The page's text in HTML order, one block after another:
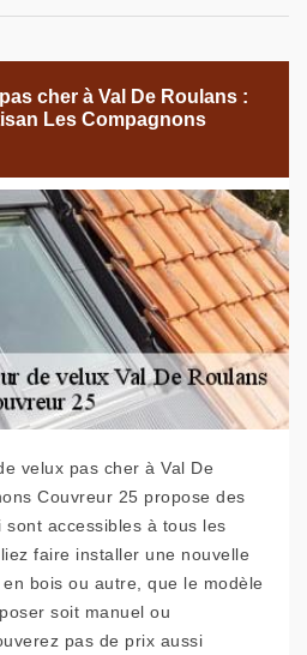
cher à Val De Roulans :
Les Compagnons
velux pas cher à Val De
Couvreur 25 propose des
accessibles à tous les
faire installer une nouvelle
bois ou autre, que le modèle
soit manuel ou
pas de prix aussi